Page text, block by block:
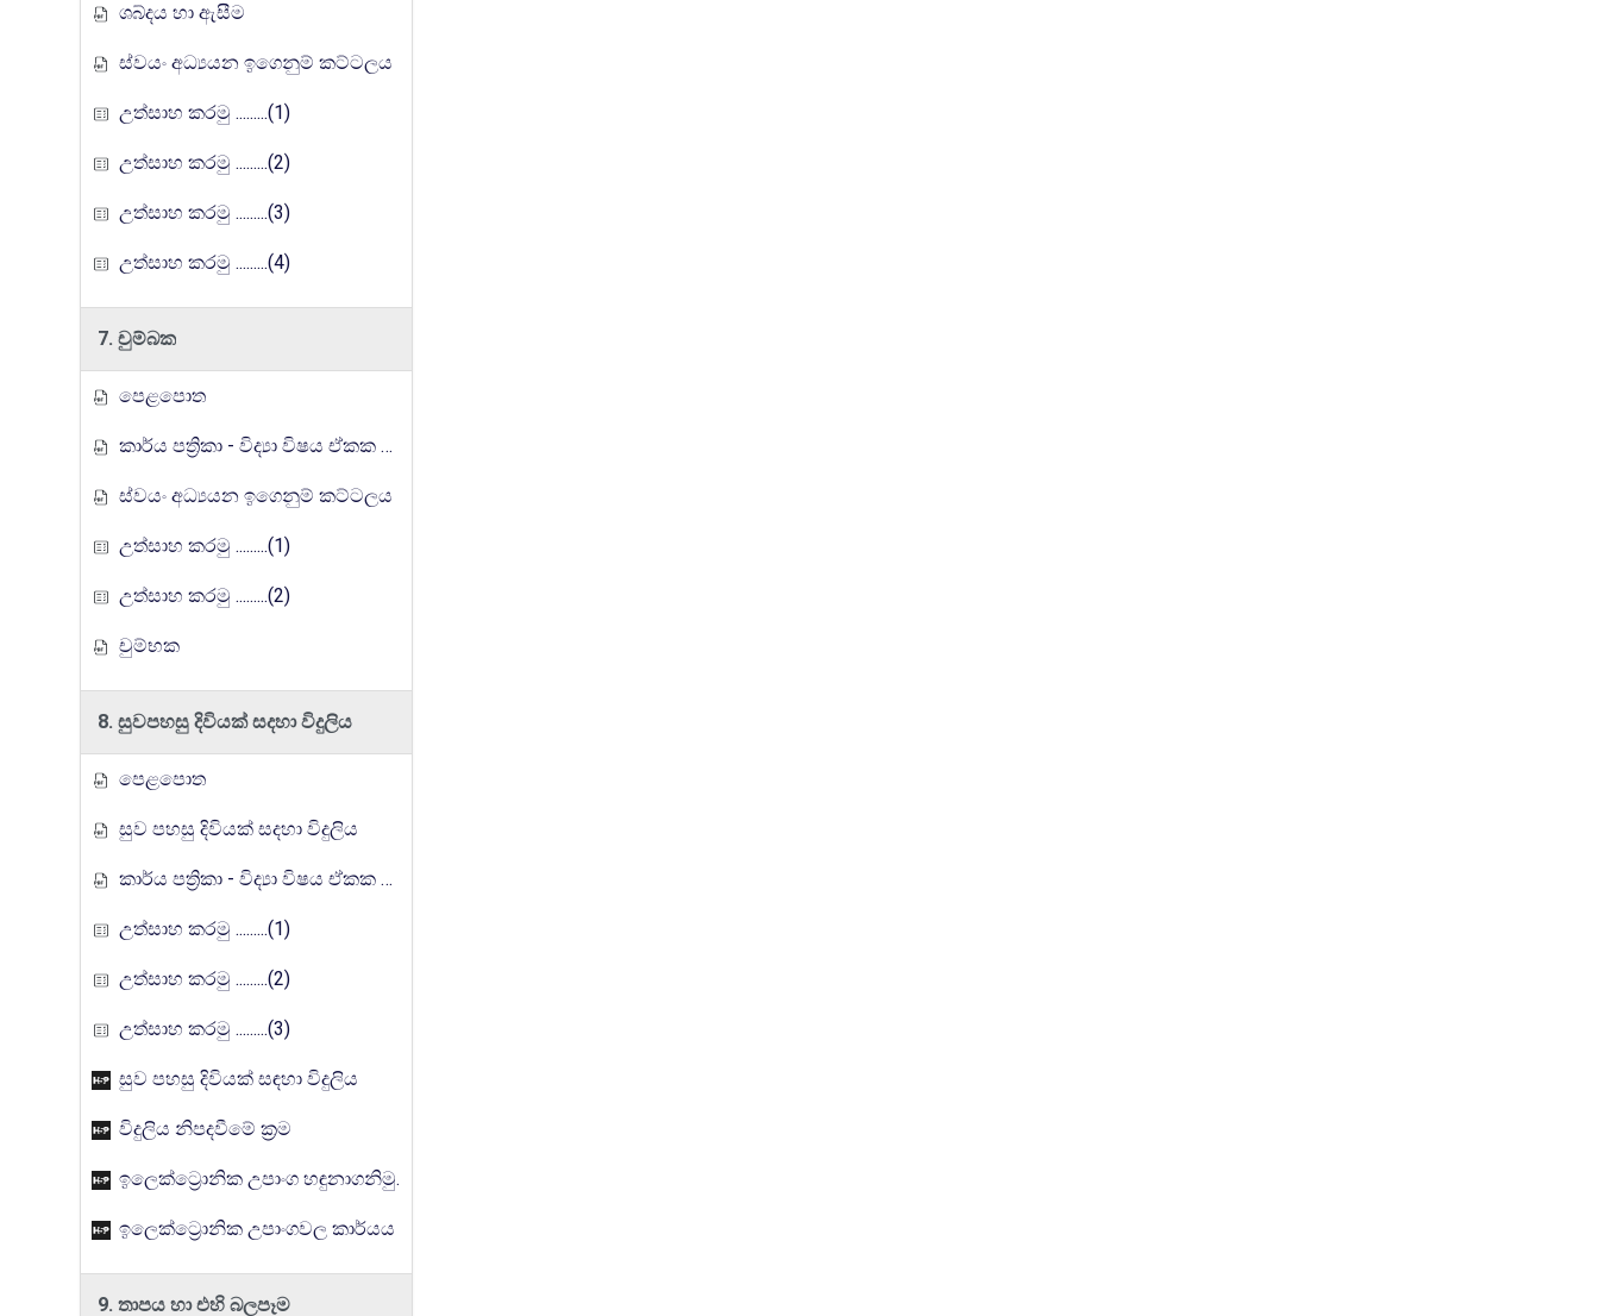
ශබ්දය හා ඇසීම
ස්වයං අධ්‍යයන ඉගෙනුම් කට්ටලය
උත්සාහ කරමු .........(1)
උත්සාහ කරමු .........(2)
උත්සාහ කරමු .........(3)
උත්සාහ කරමු .........(4)
7. චුම්බක
පෙළපොත
කාර්ය පත්‍රිකා - විද්‍යා විෂය ඒකක සංවර්ධන වැඩසටහන, මතුගම අධ්‍යාපන කලාපය
ස්වයං අධ්‍යයන ඉගෙනුම් කට්ටලය
උත්සාහ කරමු .........(1)
උත්සාහ කරමු .........(2)
චුම්භක
8. සුවපහසු දිවියක් සදහා විදුලිය
පෙළපොත
සුව පහසු දිවියක් සදහා විදුලිය
කාර්ය පත්‍රිකා - විද්‍යා විෂය ඒකක සංවර්ධන වැඩසටහන, මතුගම අධ්‍යාපන කලාපය
උත්සාහ කරමු .........(1)
උත්සාහ කරමු .........(2)
උත්සාහ කරමු .........(3)
සුව පහසු දිවියක් සඳහා විදුලිය
විදුලිය නිපදවීමේ ක්‍රම
ඉලෙක්ට්‍රොනික උපාංග හඳුනාගනිමු.
ඉලෙක්ට්‍රොනික උපාංගවල කාර්යය
9. තාපය හා එහි බලපෑම